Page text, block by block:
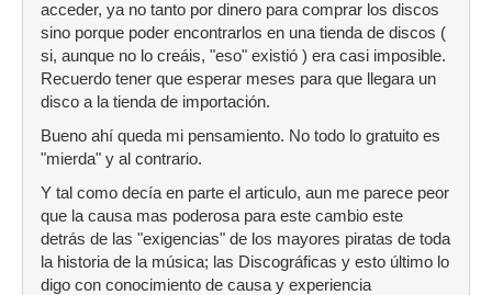
acceder, ya no tanto por dinero para comprar los discos
sino porque poder encontrarlos en una tienda de discos (
si, aunque no lo creáis, "eso" existió ) era casi imposible.
Recuerdo tener que esperar meses para que llegara un
disco a la tienda de importación.
Bueno ahí queda mi pensamiento. No todo lo gratuito es
"mierda" y al contrario.
Y tal como decía en parte el articulo, aun me parece peor
que la causa mas poderosa para este cambio este
detrás de las "exigencias" de los mayores piratas de toda
la historia de la música; las Discográficas y esto último lo
digo con conocimiento de causa y experiencia